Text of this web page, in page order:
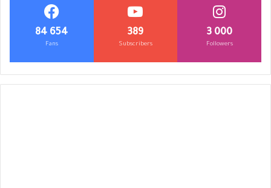
84 654
Fans
389
Subscribers
3 000
Followers